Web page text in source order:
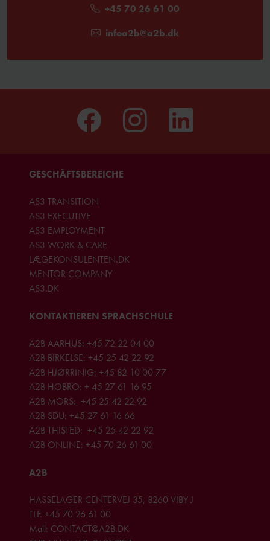
Sehen Sie sich dieses Video an (Auf Englisch) und erfahren Sie
mehr über den offiziellen Dänischkurs.
+45 70 26 61 00
infoa2b@a2b.dk
GESCHÃFTSBEREICHE
AS3 TRANSITION
AS3 EXECUTIVE
AS3 EMPLOYMENT
AS3 WORK & CARE
LÆGEKONSULENTEN.DK
MENTOR COMPANY
AS3.DK
KONTAKTIEREN SPRACHSCHULE
A2B AARHUS: +45 72 22 04 00
A2B BIRKELSE: +45 25 42 22 92
A2B HJØRRINIG: +45 82 10 00 77
A2B HOBRO: + 45 27 61 16 95
A2B MORS: +45 25 42 22 92
A2B SDU: +45 27 61 16 66
A2B THISTED: +45 25 42 22 92
A2B ONLINE: +45 70 26 61 00
A2B
HASSELAGER CENTERVEJ 35, 8260 VIBY J
TLF. +45 70 26 61 00
Mail: CONTACT@A2B.DK